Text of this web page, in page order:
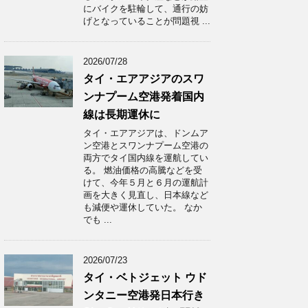
にバイクを駐輪して、通行の妨
げとなっていることが問題視 ...
2026/07/28
タイ・エアアジアのスワ
ンナプーム空港発着国内
線は長期運休に
タイ・エアアジアは、ドンムア
ン空港とスワンナプーム空港の
両方でタイ国内線を運航してい
る。 燃油価格の高騰などを受
けて、今年５月と６月の運航計
画を大きく見直し、日本線など
も減便や運休していた。 なか
でも ...
2026/07/23
タイ・ベトジェット ウド
ンタニー空港発日本行き